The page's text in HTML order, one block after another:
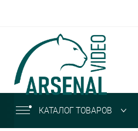
КАТАЛОГ ТОВАРОВ